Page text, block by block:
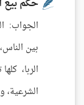
حكم بيع
الجواب:
بين
الربا،
الشرعية،